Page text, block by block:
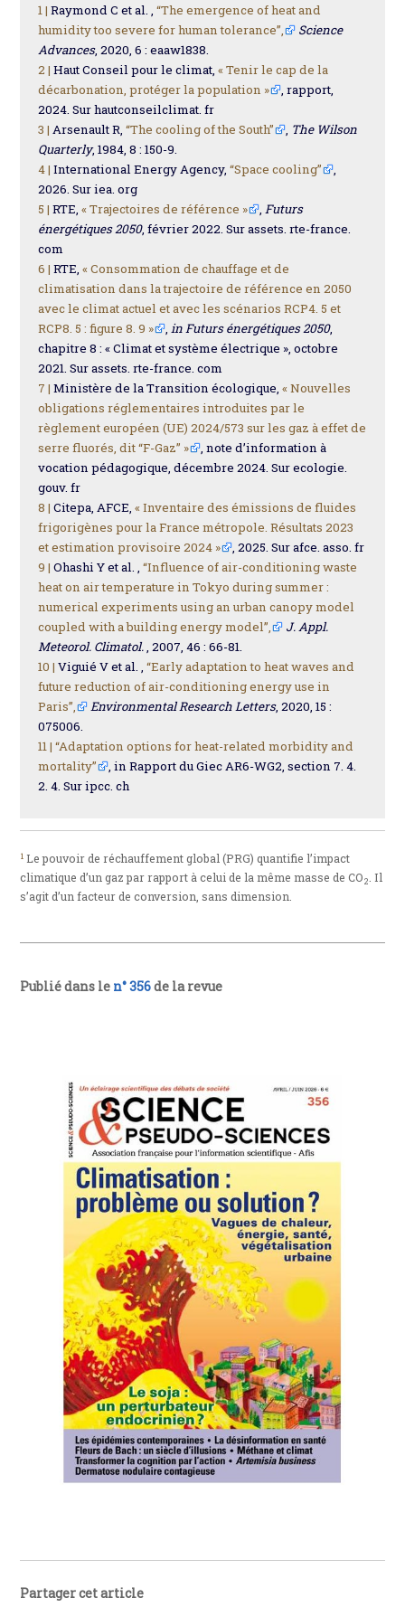
1 | Raymond C et al. ,“The emergence of heat and
humidity too severe for human tolerance”,
Science
Advances, 2020, 6 : eaaw1838.
2 | Haut Conseil pour le climat,« Tenir le cap de la
décarbonation, protéger la population »
, rapport,
2024. Sur hautconseilclimat. fr
3 | Arsenault R,“The cooling of the South” , The Wilson
Quarterly, 1984, 8 : 150-9.
4 | International Energy Agency,“Space cooling”
,
2026. Sur iea. org
5 | RTE,« Trajectoires de référence » ,Futurs
énergétiques 2050, février 2022. Sur assets. rte-france.
com
6 | RTE,« Consommation de chauffage et de
climatisation dans la trajectoire de référence en 2050
avec le climat actuel et avec les scénarios RCP4. 5 et
RCP8. 5 : figure 8. 9 »
,in Futurs énergétiques 2050,
chapitre 8 : « Climat et système électrique », octobre
2021. Sur assets. rte-france. com
7 | Ministère de la Transition écologique,« Nouvelles
obligations réglementaires introduites par le
règlement européen (UE) 2024/573 sur les gaz à effet de
serre fluorés, dit “F-Gaz” »
, note d’information à
vocation pédagogique, décembre 2024. Sur ecologie.
gouv. fr
8 | Citepa, AFCE,« Inventaire des émissions de fluides
frigorigènes pour la France métropole. Résultats 2023
et estimation provisoire 2024 »
, 2025. Sur afce. asso. fr
9 | Ohashi Y et al. ,“Influence of air-conditioning waste
heat on air temperature in Tokyo during summer :
numerical experiments using an urban canopy model
coupled with a building energy model”,
J. Appl.
Meteorol. Climatol., 2007, 46 : 66-81.
10 | Viguié V et al. ,“Early adaptation to heat waves and
future reduction of air-conditioning energy use in
Paris”,
Environmental Research Letters, 2020, 15 :
075006.
11 | “Adaptation options for heat-related morbidity and
mortality”
, in Rapport du Giec AR6-WG2, section 7. 4.
2. 4. Sur ipcc. ch
1 Le pouvoir de réchauffement global (PRG) quantifie l’impact
climatique d’un gaz par rapport à celui de la même masse de CO2. Il
s’agit d’un facteur de conversion, sans dimension.
Publié dans le n° 356de la revue
Partager cet article